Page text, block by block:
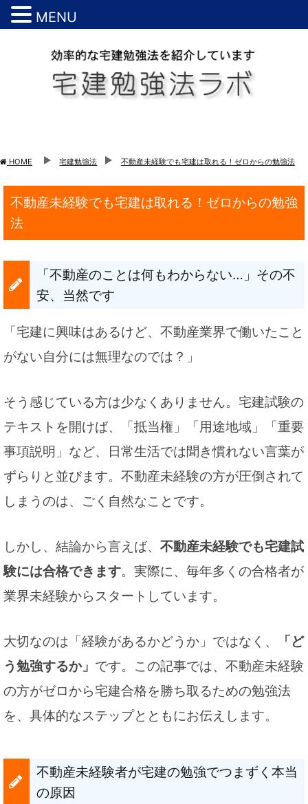
HOME 宅建勉強法 不動産未経験でも宅建は取れる！ゼロからの勉強法
不動産未経験でも宅建は取れる！ゼロからの勉強
法
「不動産のことは何もわからない…」その不
安、当然です
「宅建に興味はあるけど、不動産業界で働いたこと
がない自分には無理なのでは？」
そう感じている方は少なくありません。宅建試験の
テキストを開けば、「抵当権」「用途地域」「重要
事項説明」など、日常生活では聞き慣れない言葉が
ずらりと並びます。不動産未経験の方が圧倒されて
しまうのは、ごく自然なことです。
しかし、結論から言えば、 不動産未経験でも宅建試
験には合格できます。実際に、毎年多くの合格者が
業界未経験からスタートしています。
大切なのは「経験があるかどうか」ではなく、
「ど
う勉強するか」 です。この記事では、不動産未経験
の方がゼロから宅建合格を勝ち取るための勉強法
を、具体的なステップとともにお伝えします。
不動産未経験者が宅建の勉強でつまずく本当
の原因
MENU